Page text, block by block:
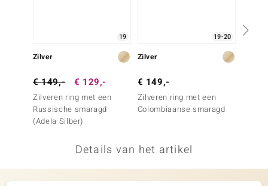
Collection
19
Zilver
€ 149,- € 129,-
Zilveren ring met een
Russische smaragd
(Adela Silber)
19-20
Zilver
€ 149,-
Zilveren ring met een
Colombiaanse smaragd
Details van het artikel